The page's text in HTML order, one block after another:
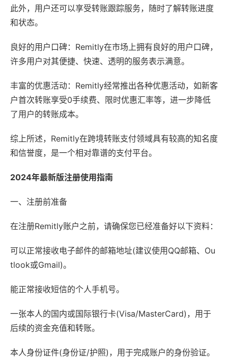
此外，用户还可以享受转账跟踪服务，随时了解转账进度
和状态。
良好的用户口碑：Remitly在市场上拥有良好的用户口碑，
许多用户对其便捷、快速、透明的服务表示满意。
丰富的优惠活动：Remitly经常推出各种优惠活动，如新客
户首次转账享受0手续费、限时优惠汇率等，进一步降低
了用户的转账成本。
综上所述，Remitly在跨境转账支付领域具有较高的知名度
和信誉度，是一个相对靠谱的支付平台。
2024年最新版注册使用指南
一、注册前准备
在注册Remitly账户之前，请确保您已经准备好以下资料：
可以正常接收电子邮件的邮箱地址(建议使用QQ邮箱、Ou
tlook或Gmail)。
能正常接收短信的个人手机号。
一张本人的国内或国际银行卡(Visa/MasterCard)，用于
后续的资金充值和转账。
本人身份证件(身份证/护照)，用于完成账户的身份验证。